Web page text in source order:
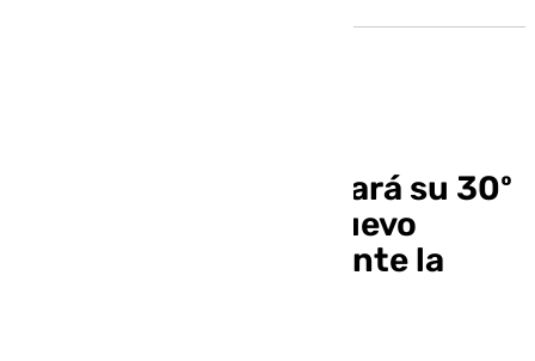
El CD Alhaurín celebrará su 30º
aniversario con un nuevo
partido de leyendas ante la